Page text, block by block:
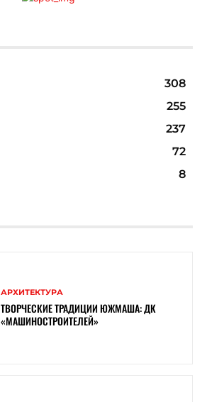
308
255
237
72
8
АРХИТЕКТУРА
ТВОРЧЕСКИЕ ТРАДИЦИИ ЮЖМАША: ДК
«МАШИНОСТРОИТЕЛЕЙ»